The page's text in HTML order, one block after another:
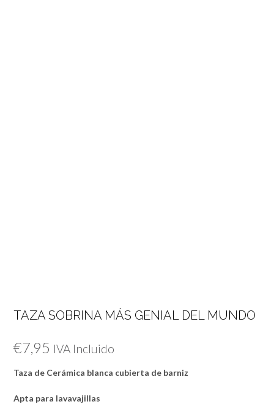
TAZA SOBRINA MÁS GENIAL DEL MUNDO
€7,95 IVA Incluido
Taza de Cerámica blanca cubierta de barniz
Apta para lavavajillas